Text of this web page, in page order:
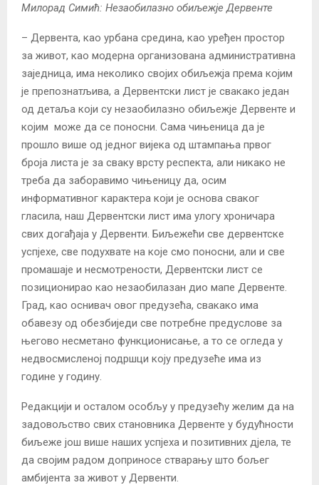
Милорад Симић: Незаобилазно обиљежје Дервенте
– Дервента, као урбана средина, као уређен простор
за живот, као модерна организована административна
заједница, има неколико својих обиљежја према којим
је препознатљива, а Дервентски лист је свакако један
од детаља који су незаобилазно обиљежје Дервенте и
којим може да се поносни. Сама чињеница да је
прошло више од једног вијека од штампања првог
броја листа је за сваку врсту респекта, али никако не
треба да заборавимо чињеницу да, осим
информативног карактера који је основа сваког
гласила, наш Дервентски лист има улогу хроничара
свих догађаја у Дервенти. Биљежећи све дервентске
успјехе, све подухвате на које смо поносни, али и све
промашаје и несмотрености, Дервентски лист се
позиционирао као незаобилазан дио мапе Дервенте.
Град, као оснивач овог предузећа, свакако има
обавезу од обезбиједи све потребне предуслове за
његово несметано функционисање, а то се огледа у
недвосмисленој подршци коју предузеће има из
године у годину.
Редакцији и осталом особљу у предузећу желим да на
задовољство свих становника Дервенте у будућности
биљеже још више наших успјеха и позитивних дјела, те
да својим радом доприносе стварању што бољег
амбијента за живот у Дервенти.